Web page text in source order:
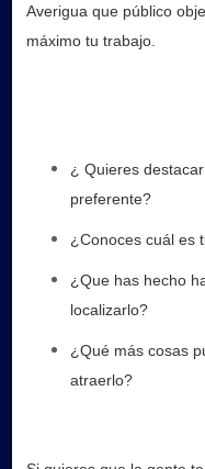
Averigua que público
máximo tu trabajo.
¿ Quieres
¿Conoces cuál es
¿Que has hecho
localizarlo?
¿Qué más cosas
atraerlo?